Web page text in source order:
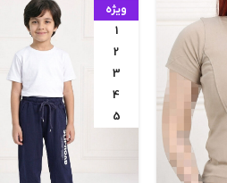
ویژه
1
2
3
4
5